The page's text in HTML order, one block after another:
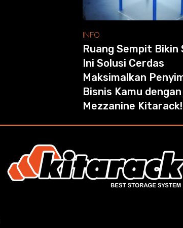
INFO
Ruang Sempit Bikin
Ini Solusi Cerdas
Maksimalkan
Bisnis Kamu dengan
Mezzanine Kitarack!